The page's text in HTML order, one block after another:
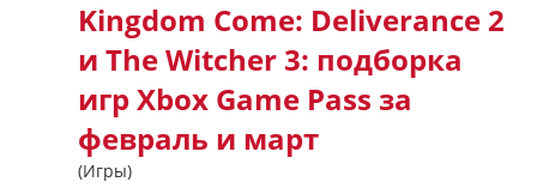
Kingdom Come: Deliverance 2
и The Witcher 3: подборка
игр Xbox Game Pass за
февраль и март
(Игры)